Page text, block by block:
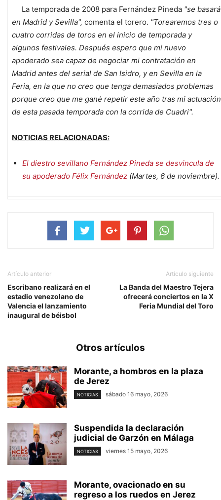
La temporada de 2008 para Fernández Pineda "se basará
en Madrid y Sevilla", comenta el torero. "Torearemos tres o
cuatro corridas de toros en el inicio de temporada y
algunos festivales. Después espero que mi nuevo
apoderado sea capaz de negociar mi contratación en
Madrid antes del serial de San Isidro, y en Sevilla en la
Feria, en la que no creo que tenga demasiados problemas
porque creo que me gané repetir este año tras mi actuación
de esta pasada temporada con la corrida de Cuadri".
NOTICIAS RELACIONADAS:
El diestro sevillano Fernández Pineda se desvincula de
su apoderado Félix Fernández (Martes, 6 de noviembre).
Artículo anterior
Escribano realizará en el
estadio venezolano de
Valencia el lanzamiento
inaugural de béisbol
Artículo siguiente
La Banda del Maestro Tejera
ofrecerá conciertos en la X
Feria Mundial del Toro
Otros artículos
Morante, a hombros en la plaza
de Jerez
NOTICIAS sábado 16 mayo, 2026
Suspendida la declaración
judicial de Garzón en Málaga
NOTICIAS viernes 15 mayo, 2026
Morante, ovacionado en su
regreso a los ruedos en Jerez